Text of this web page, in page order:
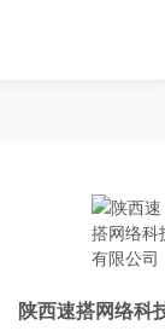
陕西速搭网络科